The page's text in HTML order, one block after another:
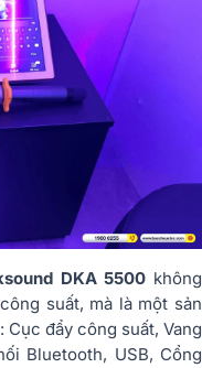
DKA 5500 không
suất, mà là một sản
đẩy công suất, Vang
Bluetooth, USB, Cổng